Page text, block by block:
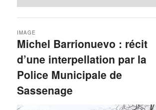
Michel Barrionuevo : récit
d’une interpellation par la
Police Municipale de
Sassenage
IMAGE